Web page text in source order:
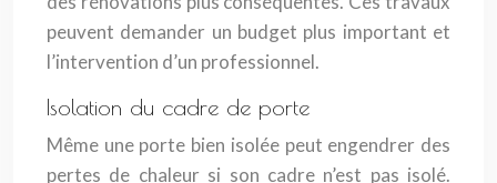
peuvent demander un budget plus important et
l’intervention d’un professionnel.
Isolation du cadre de porte
Même une porte bien isolée peut engendrer des
pertes de chaleur si son cadre n’est pas isolé.